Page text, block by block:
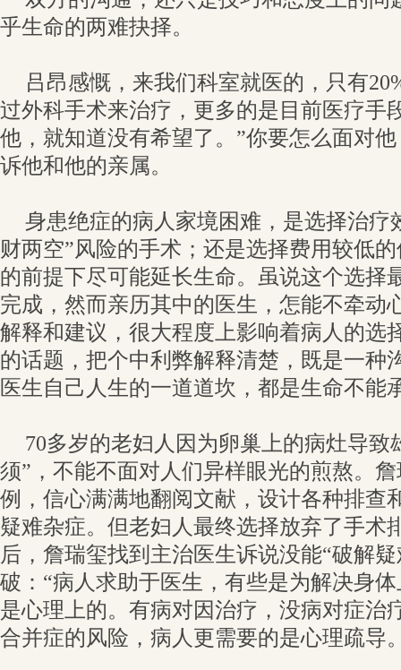
乎生命的两难抉择。
吕昂感慨，来我们科室就医的，只有
过外科手术来治疗，更多的是目前医疗手
他，就知道没有希望了。”你要怎么面对
诉他和他的亲属。
身患绝症的病人家境困难，是选择治疗
财两空”风险的手术；还是选择费用较低
的前提下尽可能延长生命。虽说这个选择
完成，然而亲历其中的医生，怎能不牵动
解释和建议，很大程度上影响着病人的选
的话题，把个中利弊解释清楚，既是一种
医生自己人生的一道道坎，都是生命不能
70多岁的老妇人因为卵巢上的病灶导致
须”，不能不面对人们异样眼光的煎熬。
例，信心满满地翻阅文献，设计各种排查
疑难杂症。但老妇人最终选择放弃了手术
后，詹瑞玺找到主治医生诉说没能“破解
破：“病人求助于医生，有些是为解决身
是心理上的。有病对因治疗，没病对症治
合并症的风险，病人更需要的是心理疏导